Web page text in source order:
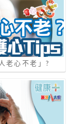
老⼼不老」?